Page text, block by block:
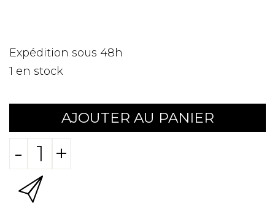
Expédition sous 48h
1 en stock
AJOUTER AU PANIER
- +